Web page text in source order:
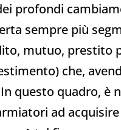
profondi
sempre più
mutuo, prestito
che,
questo quadro, è
ad